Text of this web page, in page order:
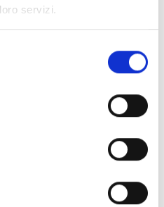
servizi.
- € 274
alle strutture oppure invia
!